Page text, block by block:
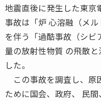
地震直後に発生した東京
事故は「炉 心溶融（メル
を伴う「過酷事故（シビ
量の放射性物質 の飛散
した。
この事故を調査し、原
ために国会、政府、 民